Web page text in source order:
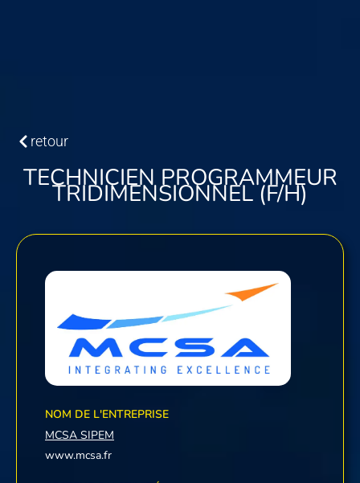
retour
TECHNICIEN PROGRAMMEUR
TRIDIMENSIONNEL (F/H)
NOM DE L'ENTREPRISE
MCSA SIPEM
www.mcsa.fr